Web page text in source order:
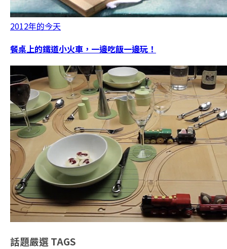
2012年的今天
餐桌上的鐵道小火車，一邊吃飯一邊玩！
話題嚴選 TAGS